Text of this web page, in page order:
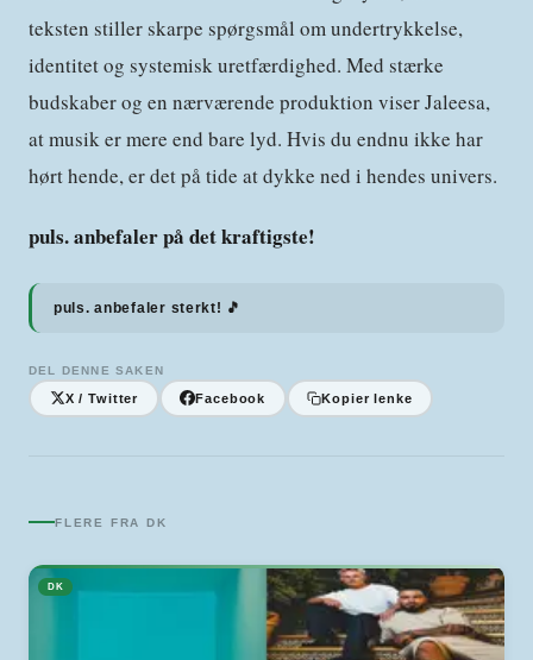
teksten stiller skarpe spørgsmål om undertrykkelse,
identitet og systemisk uretfærdighed. Med stærke
budskaber og en nærværende produktion viser Jaleesa,
at musik er mere end bare lyd. Hvis du endnu ikke har
hørt hende, er det på tide at dykke ned i hendes univers.
puls. anbefaler på det kraftigste!
puls. anbefaler sterkt! 🎵
DEL DENNE SAKEN
X / Twitter Facebook Kopier lenke
FLERE FRA DK
DK